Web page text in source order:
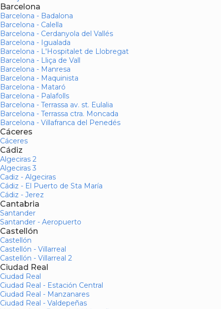
Barcelona
Barcelona - Badalona
Barcelona - Calella
Barcelona - Cerdanyola del Vallés
Barcelona - Igualada
Barcelona - L'Hospitalet de Llobregat
Barcelona - Lliça de Vall
Barcelona - Manresa
Barcelona - Maquinista
Barcelona - Mataró
Barcelona - Palafolls
Barcelona - Terrassa av. st. Eulalia
Barcelona - Terrassa ctra. Moncada
Barcelona - Villafranca del Penedés
Cáceres
Cáceres
Cádiz
Algeciras 2
Algeciras 3
Cadiz - Algeciras
Cádiz - El Puerto de Sta María
Cádiz - Jerez
Cantabria
Santander
Santander - Aeropuerto
Castellón
Castellón
Castellón - Villarreal
Castellón - Villarreal 2
Ciudad Real
Ciudad Real
Ciudad Real - Estación Central
Ciudad Real - Manzanares
Ciudad Real - Valdepeñas